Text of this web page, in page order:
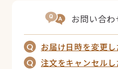
お問い合
Q お届け日時を変更し
Q 注文をキャンセルし